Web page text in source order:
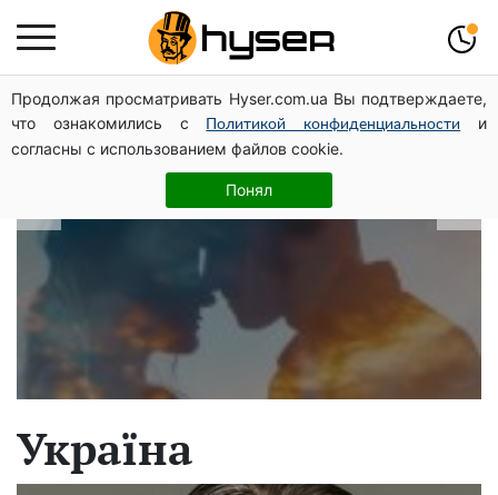
Продолжая просматривать Hyser.com.ua Вы подтверждаете,
что ознакомились с
Политикой конфиденциальности
и
согласны с использованием файлов cookie.
Понял
В які дати народжуються найвірніші
чоловіки: краще одразу перевірити,
щоб потім не страждати
Україна